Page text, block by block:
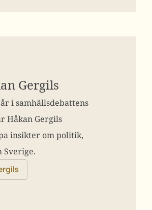
Gergils
i samhällsdebattens
Håkan Gergils
insikter om politik,
Sverige.